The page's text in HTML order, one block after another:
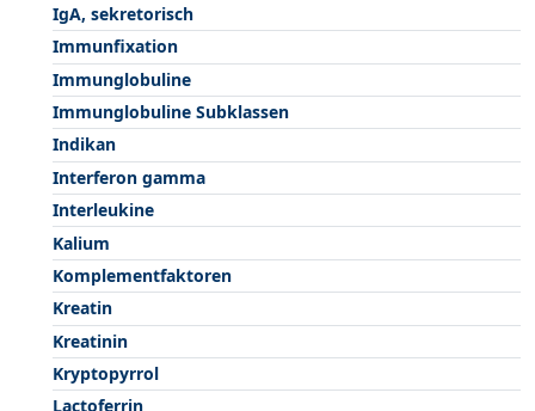
IgA, sekretorisch
Immunfixation
Immunglobuline
Immunglobuline Subklassen
Indikan
Interferon gamma
Interleukine
Kalium
Komplementfaktoren
Kreatin
Kreatinin
Kryptopyrrol
Lactoferrin